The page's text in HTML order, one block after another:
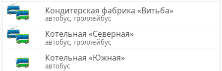
Кондитерская фабрика «Витьба»
автобус, троллейбус
Котельная «Северная»
автобус, троллейбус
Котельная «Южная»
автобус